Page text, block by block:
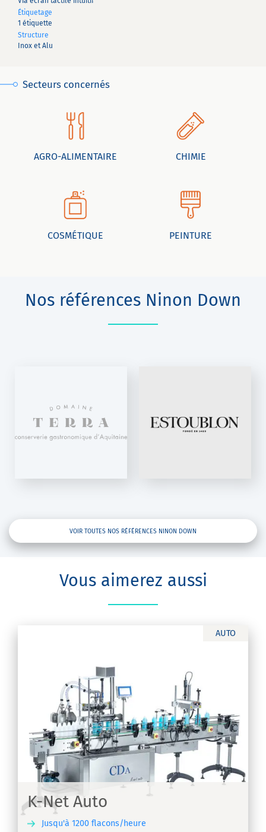
Étiquetage
1 étiquette
Structure
Inox et Alu
Secteurs concernés
AGRO-ALIMENTAIRE CHIMIE
COSMÉTIQUE PEINTURE
Nos références Ninon Down
VOIR TOUTES NOS RÉFÉRENCES NINON DOWN
Vous aimerez aussi
AUTO
K-Net Auto
Jusqu'à 1200 flacons/heure